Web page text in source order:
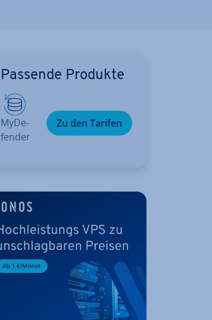
Passende Produkte
My­De­
fen­der
Zu den Tarifen